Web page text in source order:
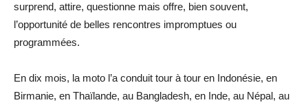
surprend, attire, questionne mais offre, bien souvent,
l’opportunité de belles rencontres impromptues ou
programmées.
En dix mois, la moto l’a conduit tour à tour en Indonésie, en
Birmanie, en Thaïlande, au Bangladesh, en Inde, au Népal, au